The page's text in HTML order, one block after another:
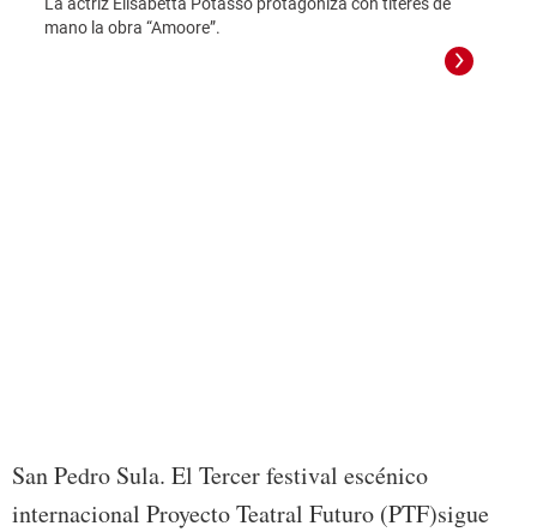
mano la obra “Amoore”.
San Pedro Sula. El Tercer festival escénico
internacional Proyecto Teatral Futuro (PTF)sigue